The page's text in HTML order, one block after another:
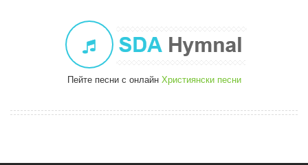
Пейте песни с онлайн Християнски песни